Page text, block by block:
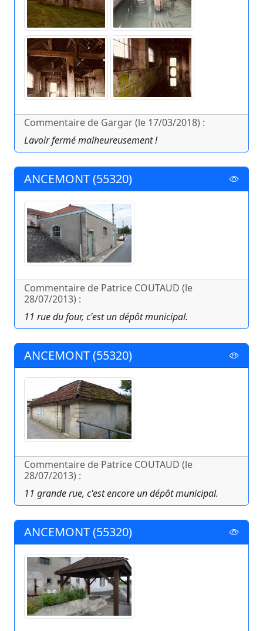
Commentaire de Gargar (le 17/03/2018) :
Lavoir fermé malheureusement !
ANCEMONT (55320)
Commentaire de Patrice COUTAUD (le
28/07/2013) :
11 rue du four, c'est un dépôt municipal.
ANCEMONT (55320)
Commentaire de Patrice COUTAUD (le
28/07/2013) :
11 grande rue, c'est encore un dépôt municipal.
ANCEMONT (55320)